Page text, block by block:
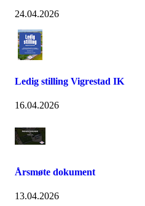
24.04.2026
Ledig stilling Vigrestad IK
16.04.2026
Årsmøte dokument
13.04.2026